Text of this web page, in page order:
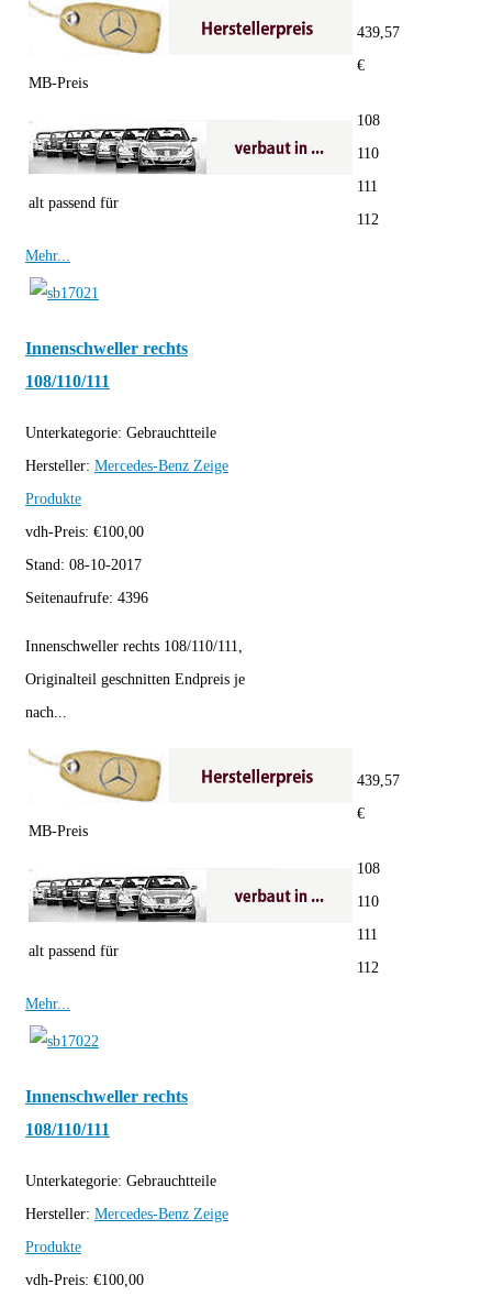
MB-Preis
439,57
€
alt passend für
108
110
111
112
Mehr...
Innenschweller rechts
108/110/111
Unterkategorie: Gebrauchtteile
Hersteller: Mercedes-Benz Zeige
Produkte
vdh-Preis: €100,00
Stand: 08-10-2017
Seitenaufrufe: 4396
Innenschweller rechts 108/110/111,
Originalteil geschnitten Endpreis je
nach...
MB-Preis
439,57
€
alt passend für
108
110
111
112
Mehr...
Innenschweller rechts
108/110/111
Unterkategorie: Gebrauchtteile
Hersteller: Mercedes-Benz Zeige
Produkte
vdh-Preis: €100,00